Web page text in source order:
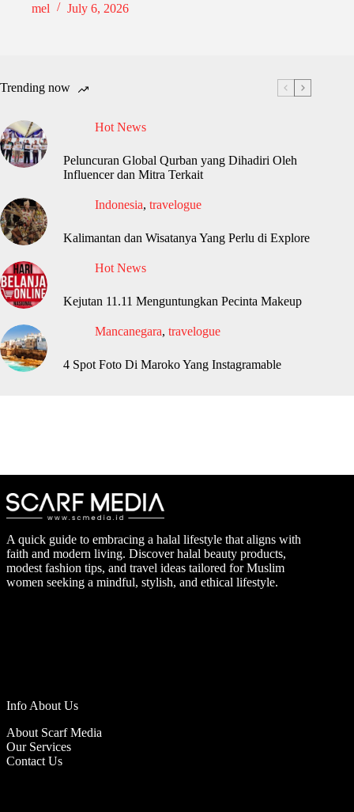
mel
July 6, 2026
Trending now
Hot News
Peluncuran Global Qurban yang Dihadiri Oleh
Influencer dan Mitra Terkait
Indonesia, travelogue
Kalimantan dan Wisatanya Yang Perlu di Explore
Hot News
Kejutan 11.11 Menguntungkan Pecinta Makeup
Mancanegara, travelogue
4 Spot Foto Di Maroko Yang Instagramable
A quick guide to embracing a halal lifestyle that aligns with
faith and modern living. Discover halal beauty products,
modest fashion tips, and travel ideas tailored for Muslim
women seeking a mindful, stylish, and ethical lifestyle.
Info About Us
About Scarf Media
Our Services
Contact Us